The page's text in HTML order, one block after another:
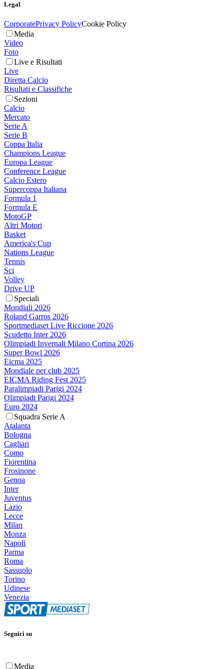
Legal
CorporatePrivacy PolicyCookie Policy
Media
Video
Foto
Live e Risultati
Live
Diretta Calcio
Risultati e Classifiche
Sezioni
Calcio
Mercato
Serie A
Serie B
Coppa Italia
Champions League
Europa League
Conference League
Calcio Estero
Supercoppa Italiana
Formula 1
Formula E
MotoGP
Altri Motori
Basket
America's Cup
Nations League
Tennis
Sci
Volley
Drive UP
Speciali
Mondiali 2026
Roland Garros 2026
Sportmediaset Live Riccione 2026
Scudetto Inter 2026
Olimpiadi Invernali Milano Cortina 2026
Super Bowl 2026
Eicma 2025
Mondiale per club 2025
EICMA Riding Fest 2025
Paralimpiadi Parigi 2024
Olimpiadi Parigi 2024
Euro 2024
Squadra Serie A
Atalanta
Bologna
Cagliari
Como
Fiorentina
Frosinone
Genoa
Inter
Juventus
Lazio
Lecce
Milan
Monza
Napoli
Parma
Roma
Sassuolo
Torino
Udinese
Venezia
Seguici su
Media